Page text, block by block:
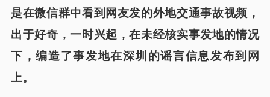
是在微信群中看到网友发的外地交通事故视频，
出于好奇，一时兴起，在未经核实事发地的情况
下，编造了事发地在深圳的谣言信息发布到网
上。